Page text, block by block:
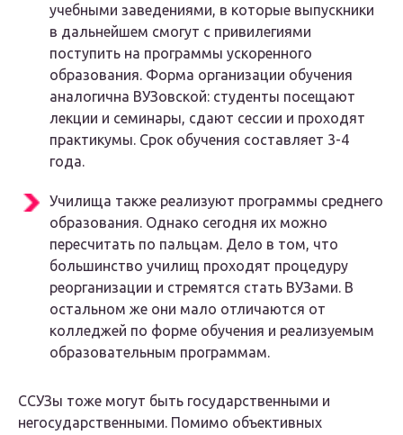
учебными заведениями, в которые выпускники
в дальнейшем смогут с привилегиями
поступить на программы ускоренного
образования. Форма организации обучения
аналогична ВУЗовской: студенты посещают
лекции и семинары, сдают сессии и проходят
практикумы. Срок обучения составляет 3-4
года.
Училища также реализуют программы среднего
образования. Однако сегодня их можно
пересчитать по пальцам. Дело в том, что
большинство училищ проходят процедуру
реорганизации и стремятся стать ВУЗами. В
остальном же они мало отличаются от
колледжей по форме обучения и реализуемым
образовательным программам.
ССУЗы тоже могут быть государственными и
негосударственными. Помимо объективных